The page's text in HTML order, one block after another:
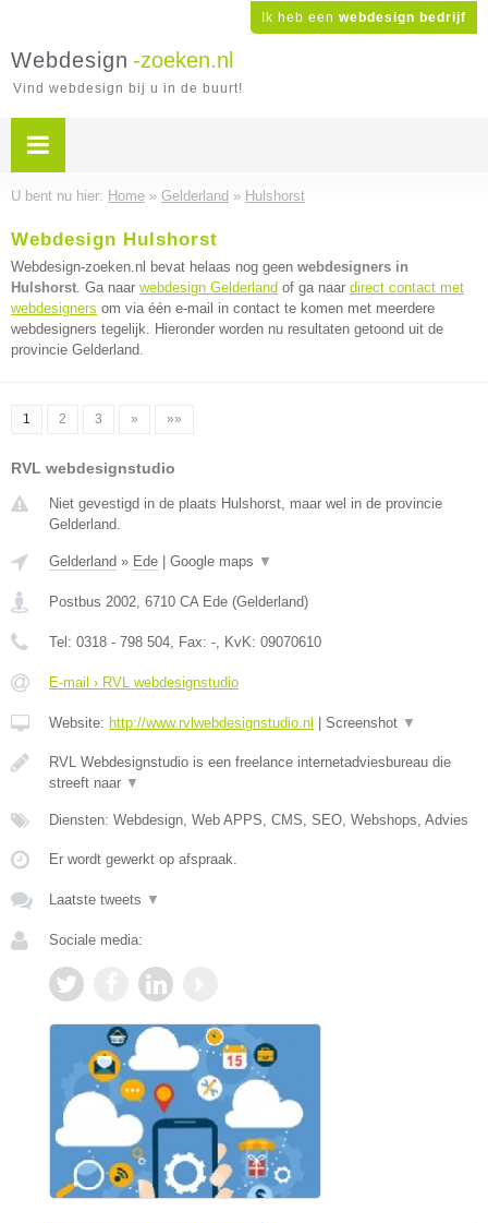
Ik heb een webdesign bedrijf
Webdesign -zoeken.nl
Vind webdesign bij u in de buurt!
U bent nu hier: Home » Gelderland » Hulshorst
Webdesign Hulshorst
Webdesign-zoeken.nl bevat helaas nog geen webdesigners in
Hulshorst. Ga naar webdesign Gelderland of ga naar direct contact met
webdesigners om via één e-mail in contact te komen met meerdere
webdesigners tegelijk. Hieronder worden nu resultaten getoond uit de
provincie Gelderland.
1 2 3 » »»
RVL webdesignstudio
Niet gevestigd in de plaats Hulshorst, maar wel in de provincie
Gelderland.
Gelderland » Ede Google maps ▼
Postbus 2002, 6710 CA Ede (Gelderland)
Tel: 0318 - 798 504, Fax: -, KvK: 09070610
E-mail › RVL webdesignstudio
Website: http://www.rvlwebdesignstudio.nl Screenshot ▼
RVL Webdesignstudio is een freelance internetadviesbureau die
streeft naar ▼
Diensten: Webdesign, Web APPS, CMS, SEO, Webshops, Advies
Er wordt gewerkt op afspraak.
Laatste tweets ▼
Sociale media: